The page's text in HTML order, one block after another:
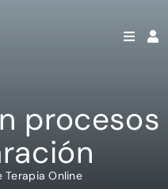
procesos
Terapia Online